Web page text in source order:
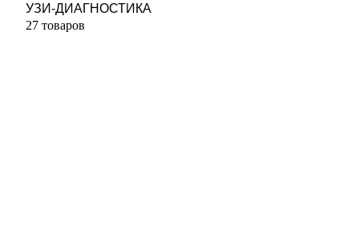
УЗИ-ДИАГНОСТИКА
27 товаров